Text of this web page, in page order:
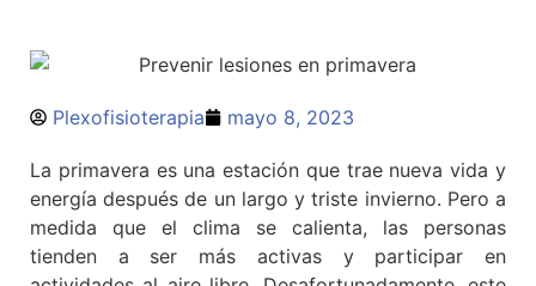
Plexofisioterapia mayo 8, 2023
La primavera es una estación que trae nueva vida y
energía después de un largo y triste invierno. Pero a
medida que el clima se calienta, las personas
tienden a ser más activas y participar en